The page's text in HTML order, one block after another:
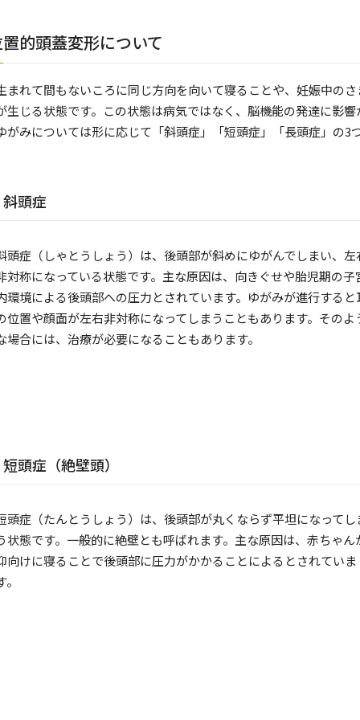
的頭蓋変形について
まれて間もないころに同じ方向を向いて寝ることや、妊娠中の
生じる状態です。この状態は病気ではなく、脳機能の発達に影
がみについては形に応じて「斜頭症」「短頭症」「長頭症」の3
斜頭症
頭症（しゃとうしょう）は、後頭部が斜めにゆがんでしまい、左
対称になっている状態です。主な原因は、向きぐせや胎児期の子
環境による後頭部への圧力とされています。ゆがみが進行すると
位置や顔面が左右非対称になってしまうこともあります。そのよ
場合には、治療が必要になることもあります。
短頭症（絶壁頭）
頭症（たんとうしょう）は、後頭部が丸くならず平坦になってし
状態です。一般的に絶壁とも呼ばれます。主な原因は、赤ちゃん
向けに寝ることで後頭部に圧力がかかることによるとされていま
。